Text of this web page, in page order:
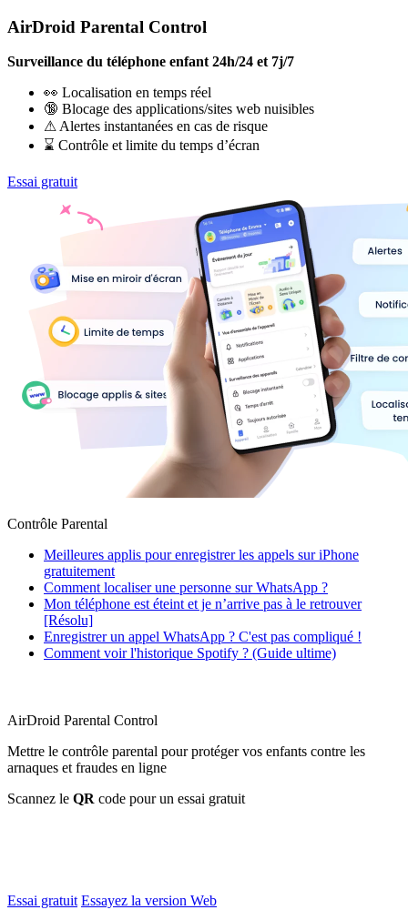
AirDroid Parental Control
Surveillance du téléphone enfant 24h/24 et 7j/7
👀 Localisation en temps réel
🔞 Blocage des applications/sites web nuisibles
⚠ Alertes instantanées en cas de risque
⌛ Contrôle et limite du temps d’écran
Essai gratuit
Contrôle Parental
Meilleures applis pour enregistrer les appels sur iPhone
gratuitement
Comment localiser une personne sur WhatsApp ?
Mon téléphone est éteint et je n’arrive pas à le retrouver
[Résolu]
Enregistrer un appel WhatsApp ? C'est pas compliqué !
Comment voir l'historique Spotify ? (Guide ultime)
AirDroid Parental Control
Mettre le contrôle parental pour protéger vos enfants contre les
arnaques et fraudes en ligne
Scannez le QR code pour un essai gratuit
Essai gratuit Essayez la version Web